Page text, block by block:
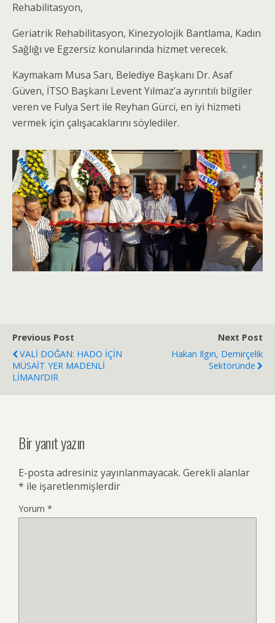
Rehabilitasyon,
Geriatrik Rehabilitasyon, Kinezyolojik Bantlama, Kadın
Sağlığı ve Egzersiz konularında hizmet verecek.
Kaymakam Musa Sarı, Belediye Başkanı Dr. Asaf
Güven, İTSO Başkanı Levent Yılmaz’a ayrıntılı bilgiler
veren ve Fulya Sert ile Reyhan Gürci, en iyi hizmeti
vermek için çalışacaklarını söylediler.
Previous Post
VALİ DOĞAN: HADO İÇİN
MÜSAİT YER MADENLİ
LİMANI’DIR
Next Post
Hakan Ilgın, Demirçelik
Sektöründe
Bir yanıt yazın
E-posta adresiniz yayınlanmayacak. Gerekli alanlar
* ile işaretlenmişlerdir
Yorum *